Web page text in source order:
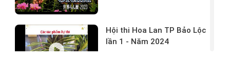
Hội thi Hoa Lan TP Bảo Lộc
lần 1 - Năm 2024